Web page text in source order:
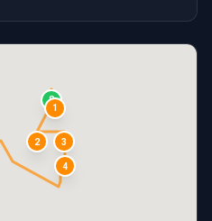
S
1
2 3
4